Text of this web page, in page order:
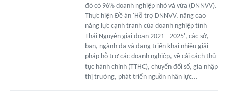
đó có 96% doanh nghiệp nhỏ và vừa (DNNVV).
Thực hiện Đề án 'Hỗ trợ DNNVV, nâng cao
năng lực cạnh tranh của doanh nghiệp tỉnh
Thái Nguyên giai đoạn 2021 - 2025', các sở,
ban, ngành đã và đang triển khai nhiều giải
pháp hỗ trợ các doanh nghiệp, về cải cách thủ
tục hành chính (TTHC), chuyển đổi số, gia nhập
thị trường, phát triển nguồn nhân lực...